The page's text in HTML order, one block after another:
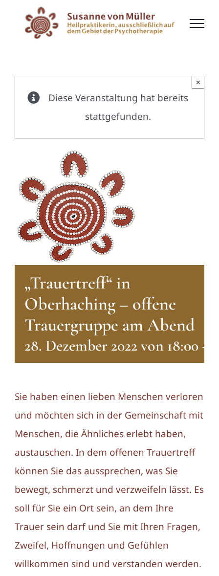
Inhalt
Diese Veranstaltung hat bereits
stattgefunden.
×
„Trauertreff“ in
Oberhaching – offene
Trauergruppe am Abend
28. Dezember 2022 von 18:00 -
Sie haben einen lieben Menschen verloren
und möchten sich in der Gemeinschaft mit
Menschen, die Ähnliches erlebt haben,
austauschen. In dem offenen Trauertreff
können Sie das aussprechen, was Sie
bewegt, schmerzt und verzweifeln lässt. Es
soll für Sie ein Ort sein, an dem Ihre
Trauer sein darf und Sie mit Ihren Fragen,
Zweifel, Hoffnungen und Gefühlen
willkommen sind und verstanden werden.